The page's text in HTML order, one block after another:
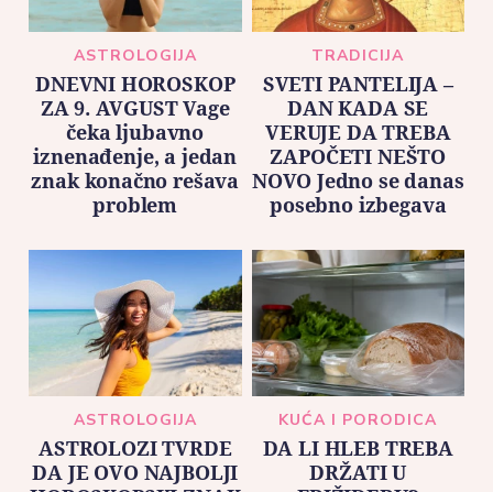
ASTROLOGIJA
DNEVNI HOROSKOP
ZA 9. AVGUST Vage
čeka ljubavno
iznenađenje, a jedan
znak konačno rešava
problem
TRADICIJA
SVETI PANTELIJA –
DAN KADA SE
VERUJE DA TREBA
ZAPOČETI NEŠTO
NOVO Jedno se danas
posebno izbegava
ASTROLOGIJA
ASTROLOZI TVRDE
DA JE OVO NAJBOLJI
KUĆA I PORODICA
DA LI HLEB TREBA
DRŽATI U